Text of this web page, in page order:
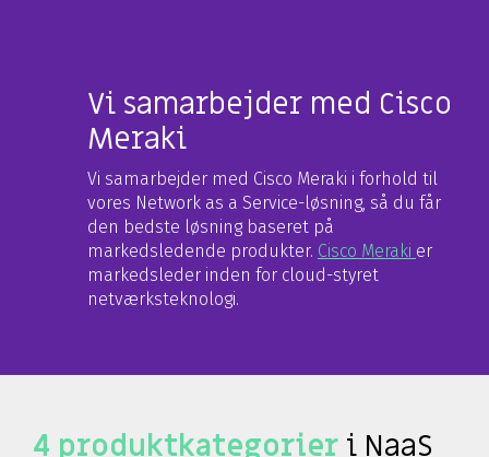
Vi samarbejder med Cisco
Meraki
Vi samarbejder med Cisco Meraki i forhold til
vores Network as a Service-løsning, så du får
den bedste løsning baseret på
markedsledende produkter. Cisco Meraki er
markedsleder inden for cloud-styret
netværksteknologi.
4 produktkategorier i NaaS